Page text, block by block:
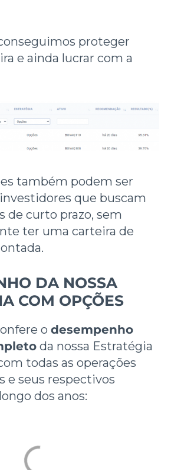
proteger
e ainda lucrar com a
também podem ser
que buscam
de curto prazo, sem
ter uma carteira de
DA NOSSA
COM OPÇÕES
o desempenho
da nossa Estratégia
todas as operações
e seus respectivos
dos anos: